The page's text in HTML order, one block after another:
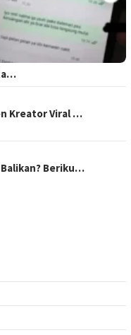
Kreator Viral …
Balikan? Beriku…